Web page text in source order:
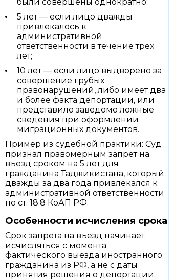
5 лет — если лицо дважды
привлекалось к
административной
ответственности в течение трех
лет;
10 лет — если лицо выдворено за
совершение грубых
правонарушений, либо имеет два
и более факта депортации, или
представило заведомо ложные
сведения при оформлении
миграционных документов.
Пример из судебной практики: Суд
признал правомерным запрет на
въезд сроком на 5 лет для
гражданина Таджикистана, который
дважды за два года привлекался к
административной ответственности
по ст. 18.8 КоАП РФ.
Особенности исчисления срока
Срок запрета на въезд начинает
исчисляться с момента
фактического выезда иностранного
гражданина из РФ, а не с даты
принятия решения о депортации.